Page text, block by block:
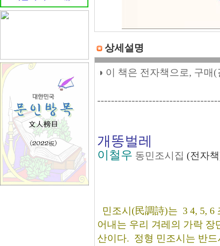
상세설명
◑ 이 책은 전자책으로, 구매
개똥벌레
이철우 동민조시집 (전자
민조시(民調詩)는 3 4, 5, 6
어내는 우리 겨레의 가락
산이다. 정형 민조시는 반